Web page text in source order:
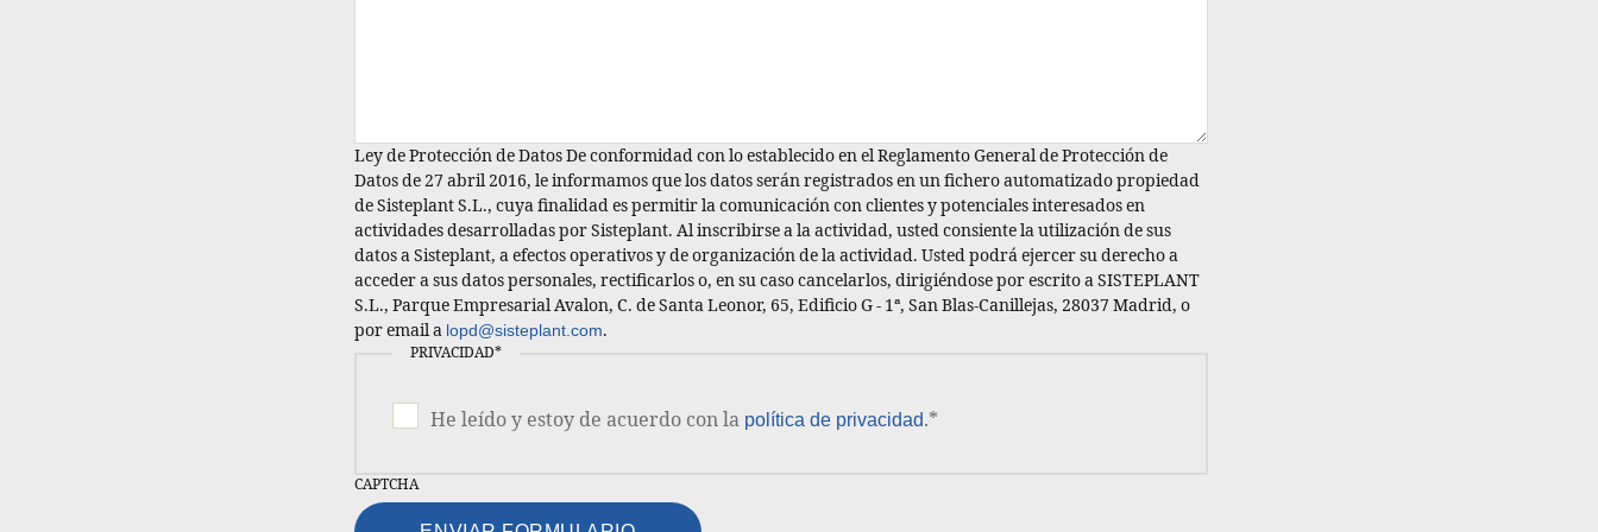
Ley de Protección de Datos De conformidad con lo establecido en el Reglamento General de Protección de
Datos de 27 abril 2016, le informamos que los datos serán registrados en un fichero automatizado propiedad
de Sisteplant S.L., cuya finalidad es permitir la comunicación con clientes y potenciales interesados en
actividades desarrolladas por Sisteplant. Al inscribirse a la actividad, usted consiente la utilización de sus
datos a Sisteplant, a efectos operativos y de organización de la actividad. Usted podrá ejercer su derecho a
acceder a sus datos personales, rectificarlos o, en su caso cancelarlos, dirigiéndose por escrito a SISTEPLANT
S.L., Parque Empresarial Avalon, C. de Santa Leonor, 65, Edificio G - 1ª, San Blas-Canillejas, 28037 Madrid, o
por email a lopd@sisteplant.com.
PRIVACIDAD*
He leído y estoy de acuerdo con la política de privacidad.*
CAPTCHA